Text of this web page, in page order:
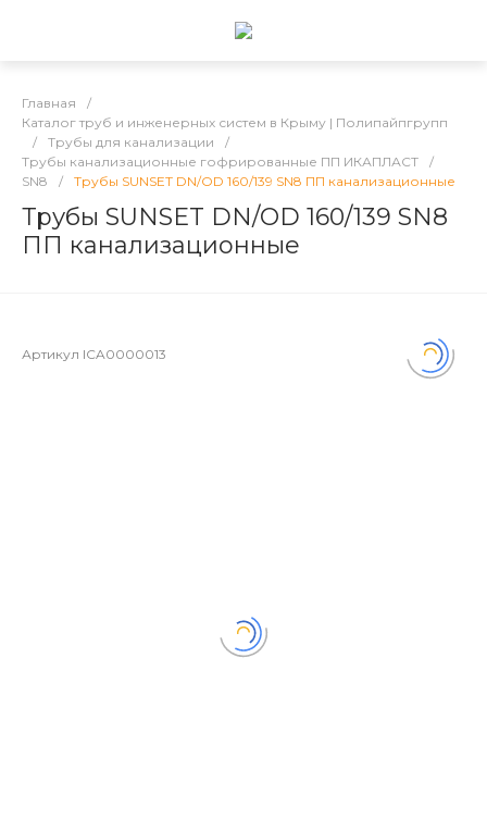
Главная
/
Каталог труб и инженерных систем в Крыму | Полипайпгрупп
/
Трубы для канализации
/
Трубы канализационные гофрированные ПП ИКАПЛАСТ
/
SN8
/ Трубы SUNSET DN/OD 160/139 SN8 ПП канализационные
Трубы SUNSET DN/OD 160/139 SN8
ПП канализационные
Артикул ICA0000013